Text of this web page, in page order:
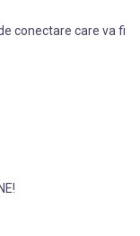
conectare care va fi